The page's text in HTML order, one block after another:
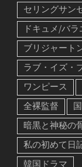
セリングサン
ドキュメ/バラ
ブリジャート
ラブ・イズ・
ワンピース
全裸監督
暗黒と神秘の
私の初めて日
韓国ドラマ